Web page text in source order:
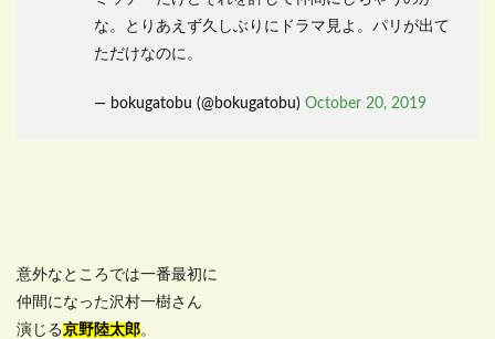
な。とりあえず久しぶりにドラマ見よ。パリが出て
ただけなのに。
— bokugatobu (@bokugatobu) October 20, 2019
意外なところでは一番最初に
仲間になった沢村一樹さん
演じる京野陸太郎。